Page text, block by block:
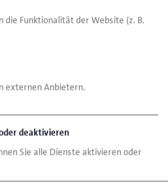
Bereiche
SHK
die Funktionalität der Website (z. B.
externen Anbietern.
deaktivieren
Sie alle Dienste aktivieren oder